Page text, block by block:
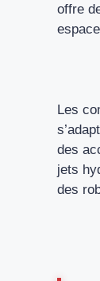
offre
Les
des
jets
des